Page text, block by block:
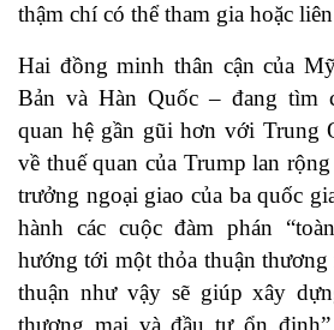
thậm chí có thể tham gia hoặc
Hai đồng minh thân cận của
Bản và Hàn Quốc – đang tìm
quan hệ gần gũi hơn với Trung
về thuế quan của Trump lan
trưởng ngoại giao của ba quốc
hành các cuộc đàm phán
hướng tới một thỏa thuận
thuận như vậy sẽ giúp xây
thương mại và đầu tư ổn